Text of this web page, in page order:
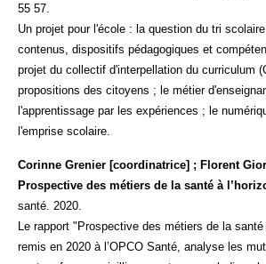
55 57.
Un projet pour l'école : la question du tri
contenus, dispositifs pédagogiques et
projet du collectif d'interpellation du curriculum
propositions des citoyens ; le métier
l'apprentissage par les expériences ; le
l'emprise scolaire.
Corinne Grenier [coordinatrice] ; Florent
Prospective des métiers de la santé à
santé. 2020.
Le rapport "Prospective des métiers de la santé
remis en 2020 à l’OPCO Santé, analyse les